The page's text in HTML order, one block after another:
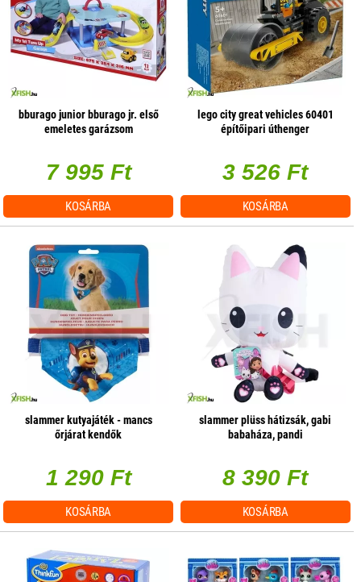
bburago junior bburago jr. első
emeletes garázsom
7 995 Ft
KOSÁRBA
lego city great vehicles 60401
építőipari úthenger
3 526 Ft
KOSÁRBA
slammer kutyajáték - mancs
őrjárat kendők
1 290 Ft
KOSÁRBA
slammer plüss hátizsák, gabi
babaháza, pandi
8 390 Ft
KOSÁRBA